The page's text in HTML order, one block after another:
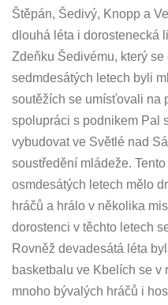
Štěpán, Šedivý, Knopp a
dlouhá léta i dorostenecká
Zdeňku Šedivému, který
sedmdesátých letech byli
soutěžích se umísťovali na
spolupráci s podnikem Pal
vybudovat ve Světlé nad
soustředění mládeže.
osmdesátých letech mělo
hráčů a hrálo v několika
dorostenci v těchto letech
Rovněž devadesátá léta
basketbalu ve Kbelích se v
mnoho bývalých hráčů i